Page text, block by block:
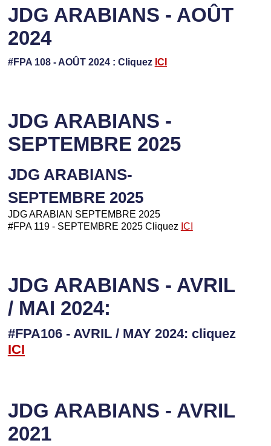
JDG ARABIANS - AOÛT
2024
#FPA 108 - AOÛT 2024 : Cliquez ICI
JDG ARABIANS -
SEPTEMBRE 2025
JDG ARABIANS-
SEPTEMBRE 2025
JDG ARABIAN SEPTEMBRE 2025
#FPA 119 - SEPTEMBRE 2025 Cliquez ICI
JDG ARABIANS - AVRIL
/ MAI 2024:
#FPA106 - AVRIL / MAY 2024: cliquez
ICI
JDG ARABIANS - AVRIL
2021